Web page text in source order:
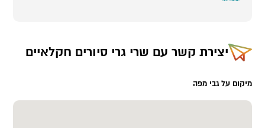
יצירת קשר עם שרי גרי סיורים חקלאיים
מיקום על גבי מפה